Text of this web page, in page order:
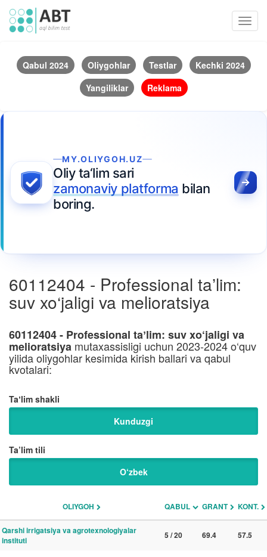
Qabul 2024 Oliygohlar Testlar
Kechki 2024
Yangiliklar
Reklama
MY.OLIYGOH.UZ
Oliy ta‘lim sari
zamonaviy platforma bilan
boring.
60112404 - Professional taʼlim:
suv xo‘jaligi va melioratsiya
60112404 - Professional taʼlim: suv xo‘jaligi va
melioratsiya mutaxassisligi uchun 2023-2024 o‘quv
yilida oliygohlar kesimida kirish ballari va qabul
kvotalari:
Taʼlim shakli
Kunduzgi
Ta’lim tili
O‘zbek
OLIYGOH QABUL GRANT KONT.
Qarshi irrigatsiya va agrotexnologiyalar
instituti
5 / 20 69.4 57.5